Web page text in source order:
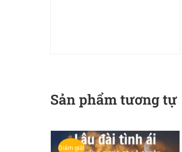
Sản phẩm tương tự
Giảm giá!